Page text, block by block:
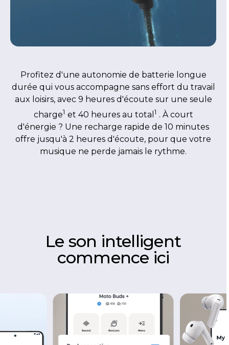
Profitez d'une autonomie de batterie longue
durée qui vous accompagne sans effort du travail
aux loisirs, avec 9 heures d'écoute sur une seule
charge1 et 40 heures au total 1 . À court
d'énergie ? Une recharge rapide de 10 minutes
offre jusqu'à 2 heures d'écoute, pour que votre
musique ne perde jamais le rythme.
Le son intelligent
commence ici